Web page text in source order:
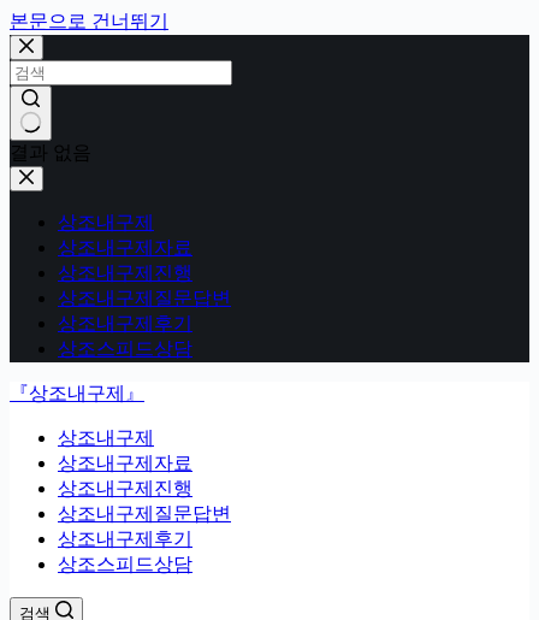
본문으로 건너뛰기
결과 없음
상조내구제
상조내구제자료
상조내구제진행
상조내구제질문답변
상조내구제후기
상조스피드상담
『상조내구제』
상조내구제
상조내구제자료
상조내구제진행
상조내구제질문답변
상조내구제후기
상조스피드상담
검색